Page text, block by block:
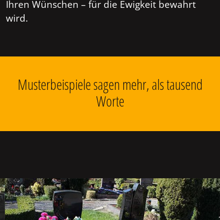
Ihren Wünschen – für die Ewigkeit bewahrt
wird.
Musterbeispiele sagen mehr, als tausend
Worte